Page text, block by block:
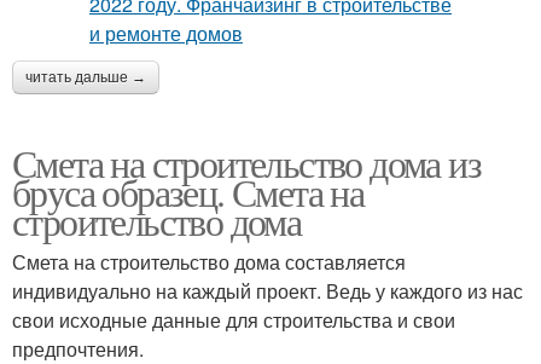
читать дальше →
Смета на строительство дома из
бруса образец. Смета на
строительство дома
Смета на строительство дома составляется
индивидуально на каждый проект. Ведь у каждого из нас
свои исходные данные для строительства и свои
предпочтения.